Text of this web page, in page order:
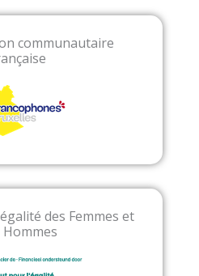
communautaire
des Femmes et
Hommes